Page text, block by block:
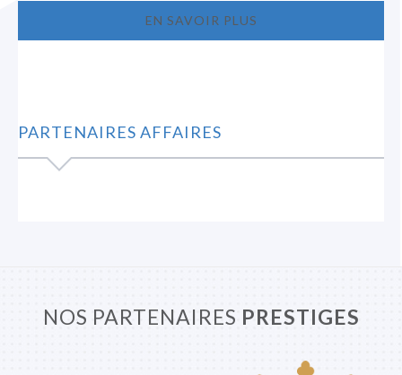
EN SAVOIR PLUS
PARTENAIRES AFFAIRES
NOS PARTENAIRES PRESTIGES